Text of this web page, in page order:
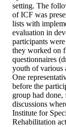
setting. The
of ICF was
lists with
evaluation in
participants
they worked on
questionnaires
youth of various
One
before the
group had
discussions
Institute for
Rehabilitation